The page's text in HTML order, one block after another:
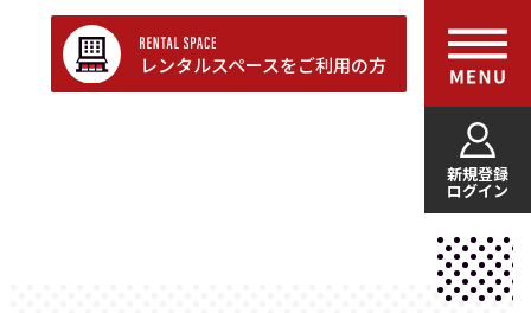
新規登録
ログイン
レンタルスペースをご利用の方